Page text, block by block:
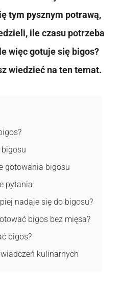
tym pysznym potrawą,
ile czasu potrzeba
więc gotuje się bigos?
wiedzieć na ten temat.
gotowania bigosu
pytania
nadaje się do bigosu?
bigos bez mięsa?
bigos?
kulinarnych